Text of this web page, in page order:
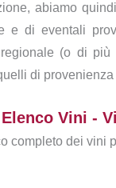
abiamo
e di eventali
(o di
di
Elenco Vini -
completo dei vini